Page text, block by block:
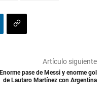
Artículo siguiente
Enorme pase de Messi y enorme gol
de Lautaro Martínez con Argentina